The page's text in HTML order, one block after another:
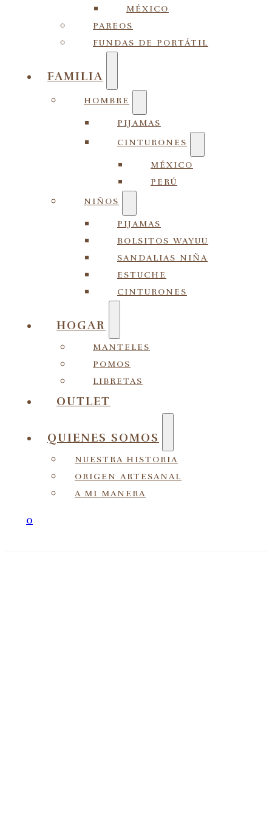
MÉXICO
PAREOS
FUNDAS DE PORTÁTIL
FAMILIA
HOMBRE
PIJAMAS
CINTURONES
MÉXICO
PERÚ
NIÑOS
PIJAMAS
BOLSITOS WAYUU
SANDALIAS NIÑA
ESTUCHE
CINTURONES
HOGAR
MANTELES
POMOS
LIBRETAS
OUTLET
QUIENES SOMOS
NUESTRA HISTORIA
ORIGEN ARTESANAL
A MI MANERA
0